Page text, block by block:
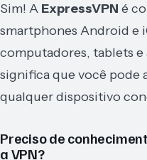
Sim! A ExpressVPN é
smartphones Android e
computadores, tablets e
significa que você pode
qualquer dispositivo
Preciso de
a VPN?